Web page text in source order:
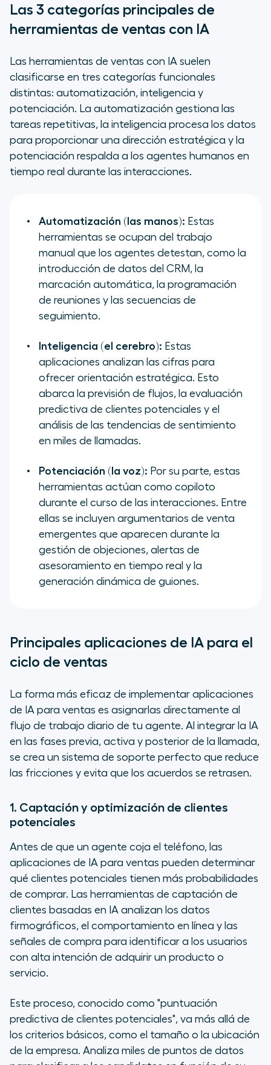
Las 3 categorías principales de
herramientas de ventas con IA
Las herramientas de ventas con IA suelen
clasificarse en tres categorías funcionales
distintas: automatización, inteligencia y
potenciación. La automatización gestiona las
tareas repetitivas, la inteligencia procesa los datos
para proporcionar una dirección estratégica y la
potenciación respalda a los agentes humanos en
tiempo real durante las interacciones.
Automatización (las manos): Estas
herramientas se ocupan del trabajo
manual que los agentes detestan, como la
introducción de datos del CRM, la
marcación automática, la programación
de reuniones y las secuencias de
seguimiento.
Inteligencia (el cerebro): Estas
aplicaciones analizan las cifras para
ofrecer orientación estratégica. Esto
abarca la previsión de flujos, la evaluación
predictiva de clientes potenciales y el
análisis de las tendencias de sentimiento
en miles de llamadas.
Potenciación (la voz): Por su parte, estas
herramientas actúan como copiloto
durante el curso de las interacciones. Entre
ellas se incluyen argumentarios de venta
emergentes que aparecen durante la
gestión de objeciones, alertas de
asesoramiento en tiempo real y la
generación dinámica de guiones.
Principales aplicaciones de IA para el
ciclo de ventas
La forma más eficaz de implementar aplicaciones
de IA para ventas es asignarlas directamente al
flujo de trabajo diario de tu agente. Al integrar la IA
en las fases previa, activa y posterior de la llamada,
se crea un sistema de soporte perfecto que reduce
las fricciones y evita que los acuerdos se retrasen.
1. Captación y optimización de clientes
potenciales
Antes de que un agente coja el teléfono, las
aplicaciones de IA para ventas pueden determinar
qué clientes potenciales tienen más probabilidades
de comprar. Las herramientas de captación de
clientes basadas en IA analizan los datos
firmográficos, el comportamiento en línea y las
señales de compra para identificar a los usuarios
con alta intención de adquirir un producto o
servicio.
Este proceso, conocido como "puntuación
predictiva de clientes potenciales", va más allá de
los criterios básicos, como el tamaño o la ubicación
de la empresa. Analiza miles de puntos de datos